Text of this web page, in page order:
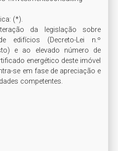
(*).
da legislação sobre
edifícios (Decreto-Lei n.º
e ao elevado número de
energético deste imóvel
se em fase de apreciação e
competentes.